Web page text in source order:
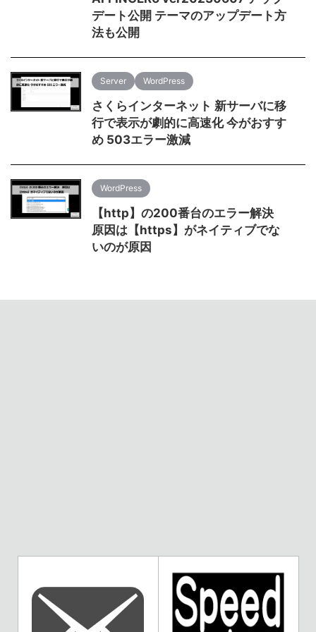
デート公開 テーマのアップデート方
法も公開
Server WordPress
さくらインターネット 新サーバに移
行で表示が劇的に高速化 今がおすす
め 503エラー激減
WordPress
【http】の200番台のエラー解決
原因は【https】がネイティブでな
いのが原因